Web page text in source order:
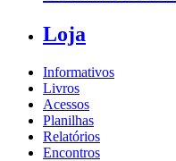
Loja
Informativos
Livros
Acessos
Planilhas
Relatórios
Encontros